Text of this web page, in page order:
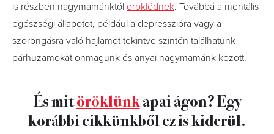
is részben nagymamánktól öröklődnek. Továbbá a mentális
egészségi állapotot, például a depresszióra vagy a
szorongásra való hajlamot tekintve szintén találhatunk
párhuzamokat önmagunk és anyai nagymamánk között.
És mitöröklünkapai ágon? Egy
korábbi cikkünkből ez is kiderül.